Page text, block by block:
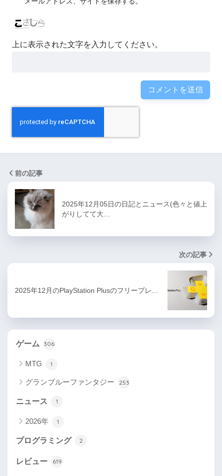
上に表示された文字を入力してください。
前の記事
2025年12月05日の日記とニュース(色々と値上
がりしてて大…
次の記事
2025年12月のPlayStation Plusのフリープレ…
ゲーム 306
MTG 1
グランブルーファンタジー 253
ニュース 1
2026年 1
プログラミング 2
レビュー 619